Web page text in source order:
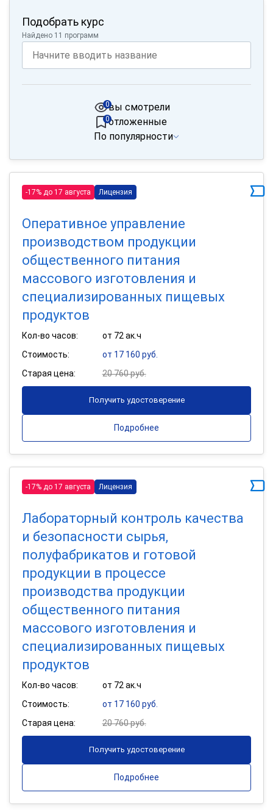
Подобрать курс
Найдено 11 программ
вы смотрели
0
отложенные
0
По популярности
-17% до 17 августа Лицензия
Оперативное управление
производством продукции
общественного питания
массового изготовления и
специализированных пищевых
продуктов
Кол-во часов:
от 72 ак.ч
Стоимость:
от 17 160 руб.
Старая цена:
20 760 руб.
Получить удостоверение
Подробнее
-17% до 17 августа Лицензия
Лабораторный контроль качества
и безопасности сырья,
полуфабрикатов и готовой
продукции в процессе
производства продукции
общественного питания
массового изготовления и
специализированных пищевых
продуктов
Кол-во часов:
от 72 ак.ч
Стоимость:
от 17 160 руб.
Старая цена:
20 760 руб.
Получить удостоверение
Подробнее